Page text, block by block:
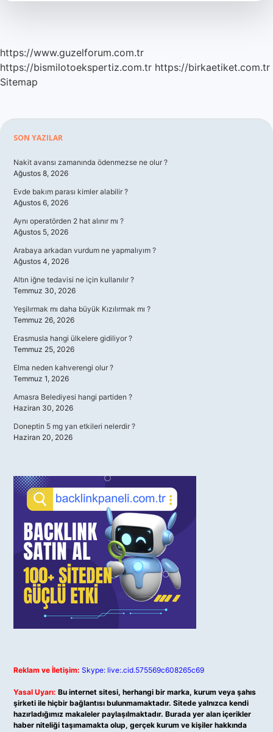
https://www.guzelforum.com.tr
https://bismilotoekspertiz.com.tr https://birkaetiket.com.tr
Sitemap
Sidebar
SON YAZILAR
Nakit avansı zamanında ödenmezse ne olur ?
Ağustos 8, 2026
Evde bakım parası kimler alabilir ?
Ağustos 6, 2026
Aynı operatörden 2 hat alınır mı ?
Ağustos 5, 2026
Arabaya arkadan vurdum ne yapmalıyım ?
Ağustos 4, 2026
Altın iğne tedavisi ne için kullanılır ?
Temmuz 30, 2026
Yeşilırmak mı daha büyük Kızılırmak mı ?
Temmuz 26, 2026
Erasmusla hangi ülkelere gidiliyor ?
Temmuz 25, 2026
Elma neden kahverengi olur ?
Temmuz 1, 2026
Amasra Belediyesi hangi partiden ?
Haziran 30, 2026
Doneptin 5 mg yan etkileri nelerdir ?
Haziran 20, 2026
Reklam ve İletişim: Skype: live:.cid.575569c608265c69
Yasal Uyarı: Bu internet sitesi, herhangi bir marka, kurum veya şahıs
şirketi ile hiçbir bağlantısı bulunmamaktadır. Sitede yalnızca kendi
hazırladığımız makaleler paylaşılmaktadır. Burada yer alan içerikler
haber niteliği taşımamakta olup, gerçek kurum ve kişiler hakkında